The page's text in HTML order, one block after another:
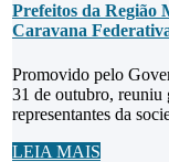
Prefeitos da
Caravana
Promovido pelo
31 de outubro, reuniu
representantes da
LEIA MAIS